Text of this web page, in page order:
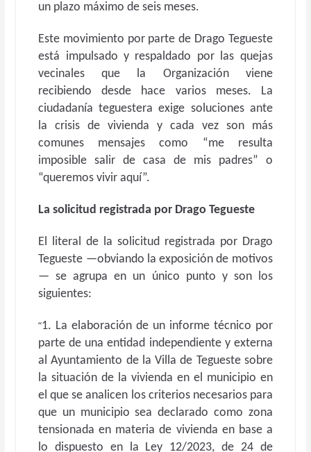
un plazo máximo de seis meses.
Este movimiento por parte de Drago Tegueste
está impulsado y respaldado por las quejas
vecinales que la Organización viene
recibiendo desde hace varios meses. La
ciudadanía teguestera exige soluciones ante
la crisis de vivienda y cada vez son más
comunes mensajes como “me resulta
imposible salir de casa de mis padres” o
“queremos vivir aquí”.
La solicitud registrada por Drago Tegueste
El literal de la solicitud registrada por Drago
Tegueste —obviando la exposición de motivos
— se agrupa en un único punto y son los
siguientes:
“1. La elaboración de un informe técnico por
parte de una entidad independiente y externa
al Ayuntamiento de la Villa de Tegueste sobre
la situación de la vivienda en el municipio en
el que se analicen los criterios necesarios para
que un municipio sea declarado como zona
tensionada en materia de vivienda en base a
lo dispuesto en la Ley 12/2023, de 24 de